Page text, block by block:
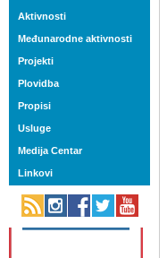
Aktivnosti
Međunarodne aktivnosti
Projekti
Plovidba
Propisi
Usluge
Medija Centar
Linkovi